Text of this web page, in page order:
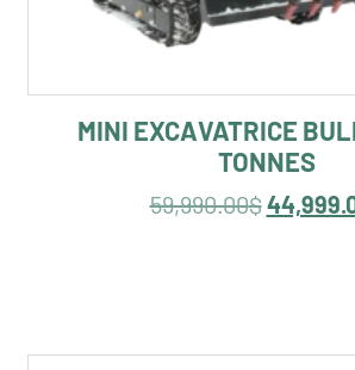
MINI EXCAVATRICE
TONNES
59,990.00$